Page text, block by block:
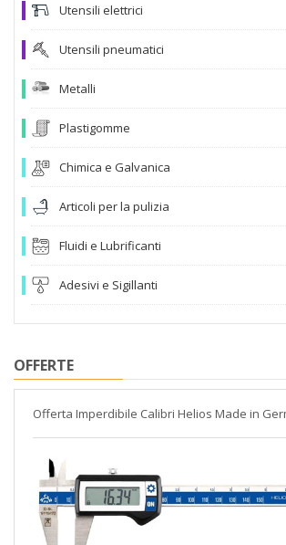
Utensili elettrici
Utensili pneumatici
Metalli
Plastigomme
Chimica e Galvanica
Articoli per la pulizia
Fluidi e Lubrificanti
Adesivi e Sigillanti
OFFERTE
Offerta Imperdibile Calibri Helios Made in